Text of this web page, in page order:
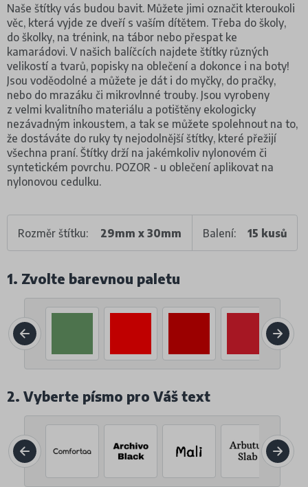
Naše štítky vás budou bavit. Můžete jimi označit kteroukoli
věc, která vyjde ze dveří s vaším dítětem. Třeba do školy,
do školky, na trénink, na tábor nebo přespat ke
kamarádovi. V našich balíčcích najdete štítky různých
velikostí a tvarů, popisky na oblečení a dokonce i na boty!
Jsou voděodolné a můžete je dát i do myčky, do pračky,
nebo do mrazáku či mikrovlnné trouby. Jsou vyrobeny
z velmi kvalitního materiálu a potištěny ekologicky
nezávadným inkoustem, a tak se můžete spolehnout na to,
že dostáváte do ruky ty nejodolnější štítky, které přežijí
všechna praní. Štítky drží na jakémkoliv nylonovém či
syntetickém povrchu. POZOR - u oblečení aplikovat na
nylonovou cedulku.
Rozměr štítku: 29mm x 30mm Balení: 15 kusů
1. Zvolte barevnou paletu
2. Vyberte písmo pro Váš text